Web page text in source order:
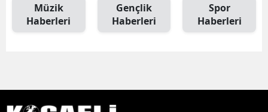
Müzik
Haberleri
Gençlik
Haberleri
Spor
Haberleri